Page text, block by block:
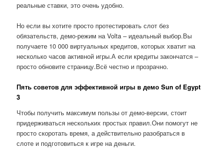
реальные ставки, это очень удобно.
Но если вы хотите просто протестировать слот без
обязательств, демо-режим на Volta – идеальный выбор.Вы
получаете 10 000 виртуальных кредитов, которых хватит на
несколько часов активной игры.А если кредиты закончатся –
просто обновите страницу.Всё честно и прозрачно.
Пять советов для эффективной игры в демо Sun of Egypt
3
Чтобы получить максимум пользы от демо-версии, стоит
придерживаться нескольких простых правил.Они помогут не
просто скоротать время, а действительно разобраться в
слоте и подготовиться к игре на деньги.